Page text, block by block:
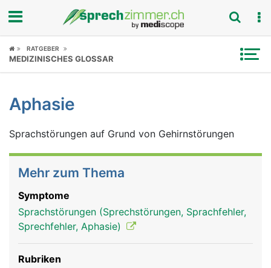
Fokus
Symptome
Untersuchungen
News
Ratgeber
Rubriken
RATGEBER
MEDIZINISCHES GLOSSAR
Aphasie
Sprachstörungen auf Grund von Gehirnstörungen
Mehr zum Thema
Symptome
Sprachstörungen (Sprechstörungen, Sprachfehler,
Sprechfehler, Aphasie)
Rubriken